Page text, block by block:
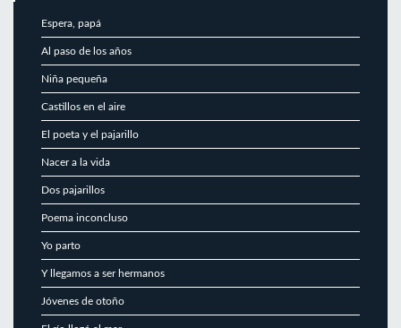
Espera, papá
Al paso de los años
Niña pequeña
Castillos en el aire
El poeta y el pajarillo
Nacer a la vida
Dos pajarillos
Poema inconcluso
Yo parto
Y llegamos a ser hermanos
Jóvenes de otoño